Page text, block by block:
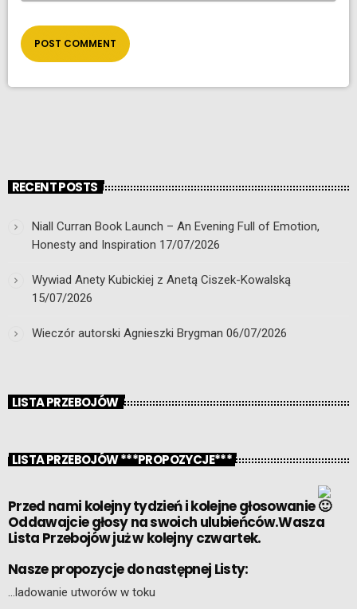
RECENT POSTS
Niall Curran Book Launch – An Evening Full of Emotion,
Honesty and Inspiration 17/07/2026
Wywiad Anety Kubickiej z Anetą Ciszek-Kowalską
15/07/2026
Wieczór autorski Agnieszki Brygman 06/07/2026
LISTA PRZEBOJÓW
LISTA PRZEBOJÓW ***PROPOZYCJE***
Przed nami kolejny tydzień i kolejne głosowanie
Oddawajcie głosy na swoich ulubieńców.Wasza
Lista Przebojów już w kolejny czwartek.
Nasze propozycje do następnej Listy:
…ladowanie utworów w toku